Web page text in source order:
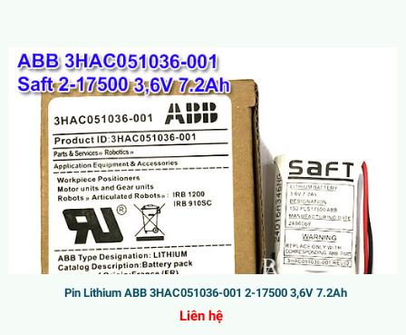
Pin Lithium ABB 3HAC051036-001 2-17500 3,6V 7.2Ah
Liên hệ